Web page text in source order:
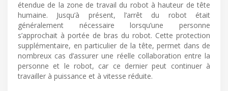
étendue de la zone de travail du robot à hauteur de tête
humaine. Jusqu’à présent, l’arrêt du robot était
généralement nécessaire lorsqu’une personne
s’approchait à portée de bras du robot. Cette protection
supplémentaire, en particulier de la tête, permet dans de
nombreux cas d’assurer une réelle collaboration entre la
personne et le robot, car ce dernier peut continuer à
travailler à puissance et à vitesse réduite.